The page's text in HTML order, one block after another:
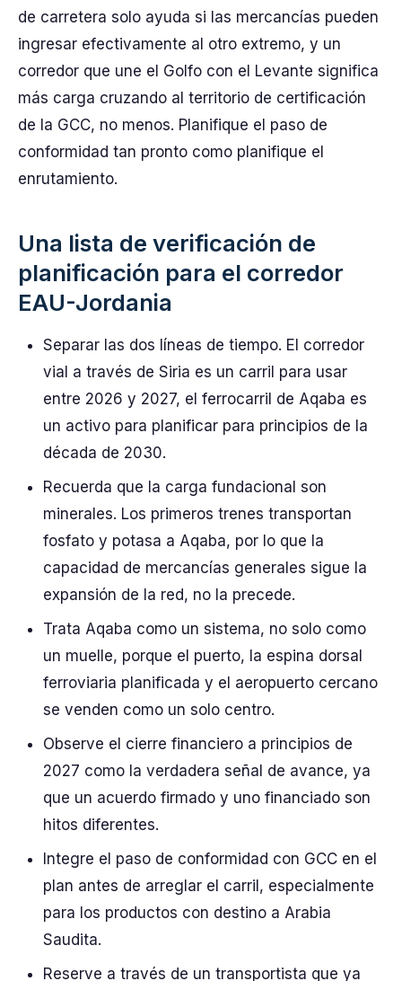
de carretera solo ayuda si las mercancías pueden
ingresar efectivamente al otro extremo, y un
corredor que une el Golfo con el Levante significa
más carga cruzando al territorio de certificación
de la GCC, no menos. Planifique el paso de
conformidad tan pronto como planifique el
enrutamiento.
Una lista de verificación de
planificación para el corredor
EAU-Jordania
Separar las dos líneas de tiempo. El corredor
vial a través de Siria es un carril para usar
entre 2026 y 2027, el ferrocarril de Aqaba es
un activo para planificar para principios de la
década de 2030.
Recuerda que la carga fundacional son
minerales. Los primeros trenes transportan
fosfato y potasa a Aqaba, por lo que la
capacidad de mercancías generales sigue la
expansión de la red, no la precede.
Trata Aqaba como un sistema, no solo como
un muelle, porque el puerto, la espina dorsal
ferroviaria planificada y el aeropuerto cercano
se venden como un solo centro.
Observe el cierre financiero a principios de
2027 como la verdadera señal de avance, ya
que un acuerdo firmado y uno financiado son
hitos diferentes.
Integre el paso de conformidad con GCC en el
plan antes de arreglar el carril, especialmente
para los productos con destino a Arabia
Saudita.
Reserve a través de un transportista que ya